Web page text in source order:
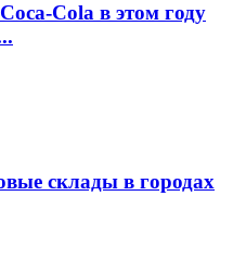
Cola в этом году
склады в городах